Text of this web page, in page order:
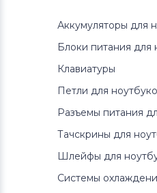
Аккумуляторы для
Блоки питания для
Клавиатуры
Петли для
Разъемы питания
Тачскрины для
Шлейфы для
Системы